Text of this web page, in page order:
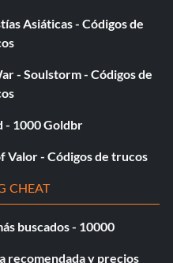
Asiáticas - Códigos de
- Soulstorm - Códigos de
- 1000 Goldbr
Valor - Códigos de trucos
CHEAT
buscados - 10000
recomendada y precios